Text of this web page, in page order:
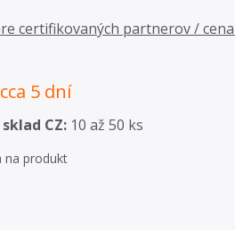
certifikovaných partnerov /
5 dní
CZ: 10 až 50 ks
na produkt